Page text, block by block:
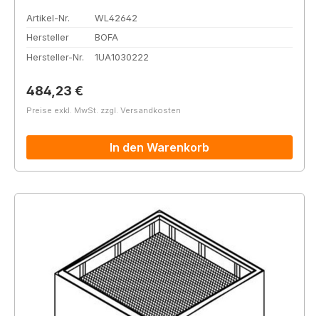
Artikel-Nr.
WL42642
Hersteller
BOFA
Hersteller-Nr.
1UA1030222
Regulärer Preis:
484,23 €
Preise exkl. MwSt. zzgl. Versandkosten
In den Warenkorb